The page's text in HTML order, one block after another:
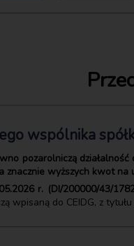
wspólnika
pozarolniczą
znacznie wyższych kwot na
r. (DI/200000/43/
wpisaną do CEIDG, z